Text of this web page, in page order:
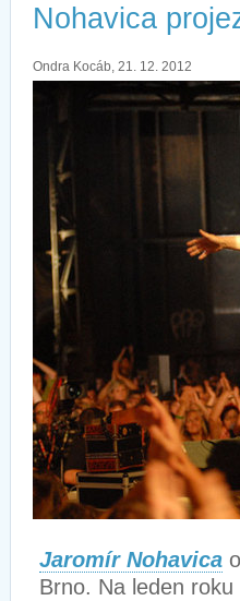
Nohavica
Ondra Kocáb, 21. 12. 2012
Jaromír Nohavica
Brno. Na leden